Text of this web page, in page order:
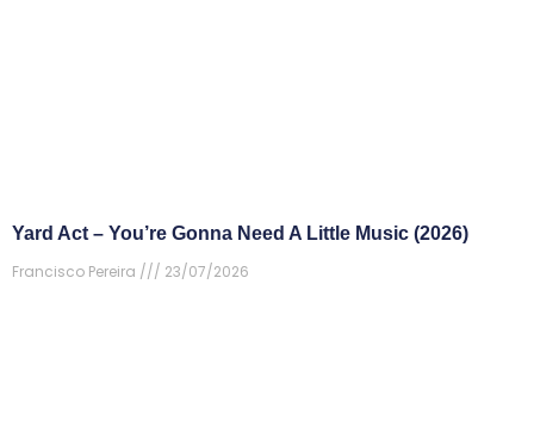
Yard Act – You’re Gonna Need A Little Music (2026)
Francisco Pereira
23/07/2026